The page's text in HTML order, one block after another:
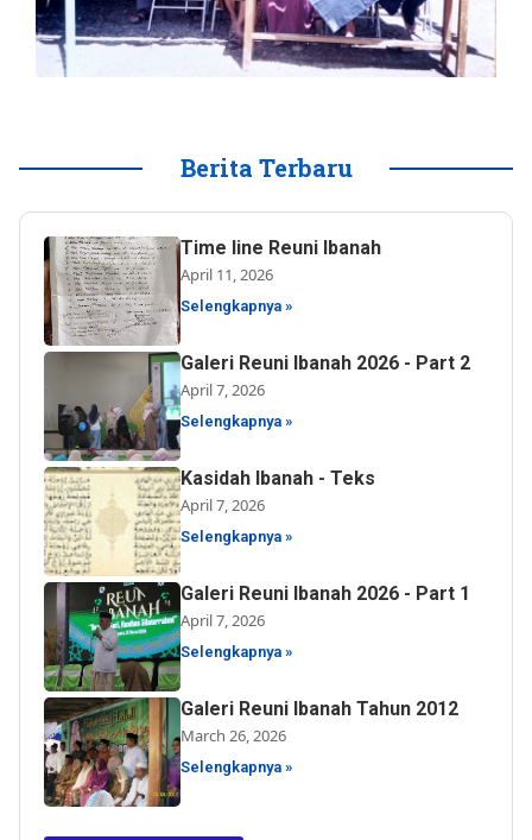
Berita Terbaru
Time line Reuni Ibanah
April 11, 2026
Selengkapnya »
Galeri Reuni Ibanah 2026 - Part 2
April 7, 2026
Selengkapnya »
Kasidah Ibanah - Teks
April 7, 2026
Selengkapnya »
Galeri Reuni Ibanah 2026 - Part 1
April 7, 2026
Selengkapnya »
Galeri Reuni Ibanah Tahun 2012
March 26, 2026
Selengkapnya »